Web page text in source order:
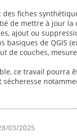
fiches
de mettre à jour la
ajout ou
basiques de QGIS
de couches,
ce travail pourra
03/2025